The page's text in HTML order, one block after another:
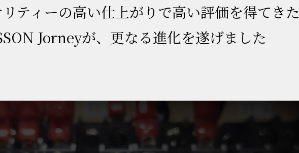
ティーの高い仕上がりで高い評価を得てきた
Jorneyが、更なる進化を遂げました